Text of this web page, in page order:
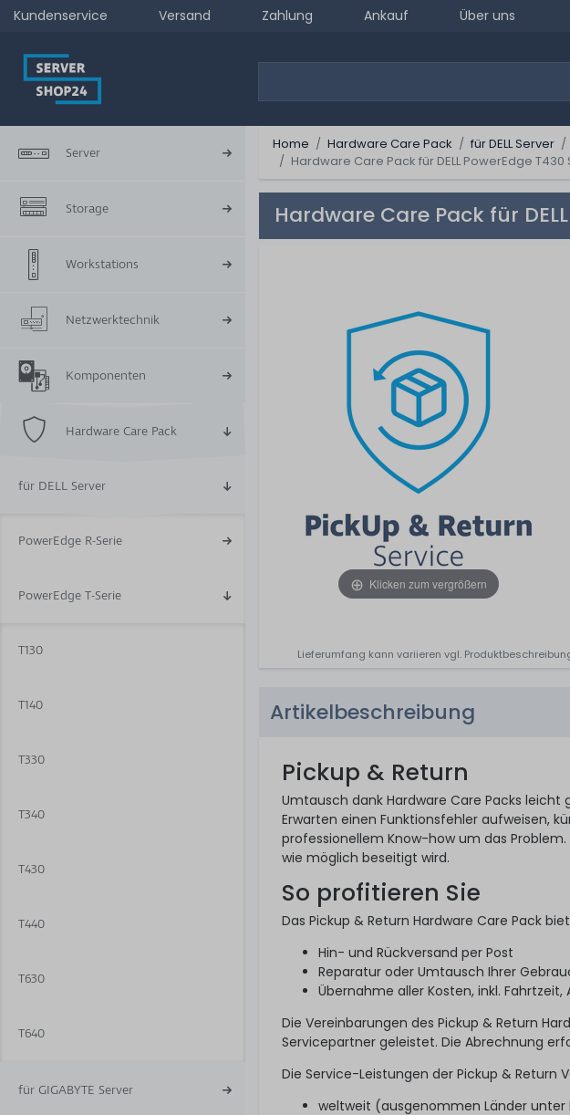
Kundenservice Versand Zahlung Ankauf Über uns
Server
Storage
Workstations
Netzwerktechnik
Komponenten
Hardware Care Pack
für DELL Server
PowerEdge R-Serie
PowerEdge T-Serie
T130
T140
T330
T340
T430
T440
T630
T640
für GIGABYTE Server
Home Hardware Care Pack für DELL Server
Hardware Care Pack für DELL PowerEdge
Hardware Care Pack für
Klicken zum vergrößern
Lieferumfang kann variieren vgl.
Artikelbeschreibung
Pickup & Return
Umtausch dank Hardware Care Packs
Erwarten einen Funktionsfehler aufweisen,
professionellem Know-how um das
wie möglich beseitigt wird.
So profitieren Sie
Das Pickup & Return Hardware Care Pack
Hin- und Rückversand per Post
Reparatur oder Umtausch Ihrer
Übernahme aller Kosten, inkl.
Die Vereinbarungen des Pickup & Return
Servicepartner geleistet. Die Abrechnung
Die Service-Leistungen der Pickup & Return
weltweit (ausgenommen Länder unter